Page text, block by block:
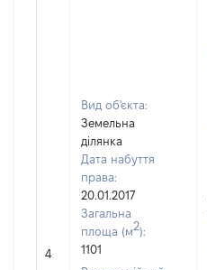
4
Вид об'єкта:
Земельна
ділянка
Дата набуття
права:
20.01.2017
Загальна
площа (м2):
1101